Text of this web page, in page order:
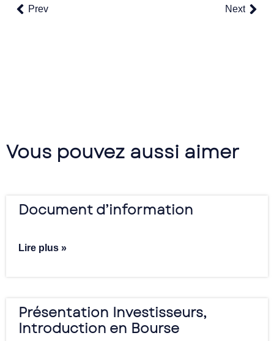
Prev Next
Vous pouvez aussi aimer
Document d’information
Lire plus »
Présentation Investisseurs,
Introduction en Bourse